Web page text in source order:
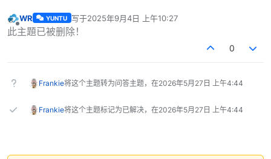
离线
WR YUNTU 写于2025年9月4日 上午10:27
最后由 编辑
此主題已被删除！
0
Frankie将这个主题转为问答主题，在2026年5月27日 上午4:44
Frankie将这个主题标记为已解决，在2026年5月27日 上午4:44